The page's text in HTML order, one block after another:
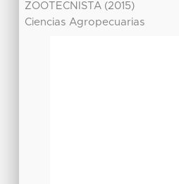
ZOOTECNISTA (2015)
Ciencias Agropecuarias